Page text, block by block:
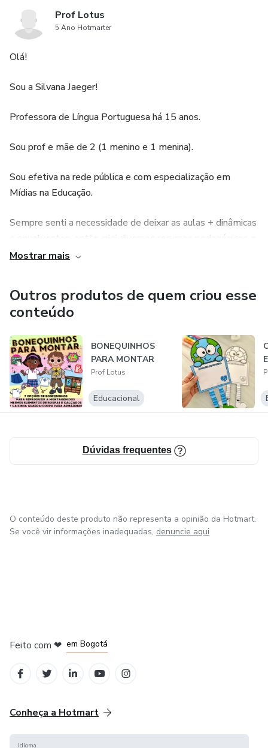
Ligar as figuras às palavras correspondentes.
Arquivo em PDF pronto para a impressão
Apenas R$ 8,00
Prof Lotus
5 Ano Hotmarter
Olá!
Sou a Silvana Jaeger!
Professora de Língua Portuguesa há 15 anos.
Sou prof e mãe de 2 (1 menino e 1 menina).
Sou efetiva na rede pública e com especialização em
Mídias na Educação.
Sempre senti a necessidade de deixar as aulas + dinâmicas
e envolventes, então criei diversos recursos pedagógicos e
os disponibilizei por valores super acessíveis para tornar
Tudo prontinho, materiais em PDF pra você acessar
sempre que desejar, baixar pela plataforma e imprimir
Mostrar mais
Outros produtos de quem criou esse
conteúdo
BONEQUINHOS
PARA MONTAR
Prof Lotus
Educacional
Dúvidas frequentes
O conteúdo deste produto não representa a opinião da Hotmart.
Se você vir informações inadequadas, denuncie aqui
Feito com ❤ em Bogotá
Conheça a Hotmart
Idioma